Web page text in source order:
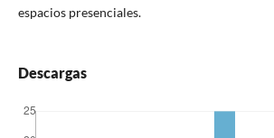
espacios presenciales.
Descargas